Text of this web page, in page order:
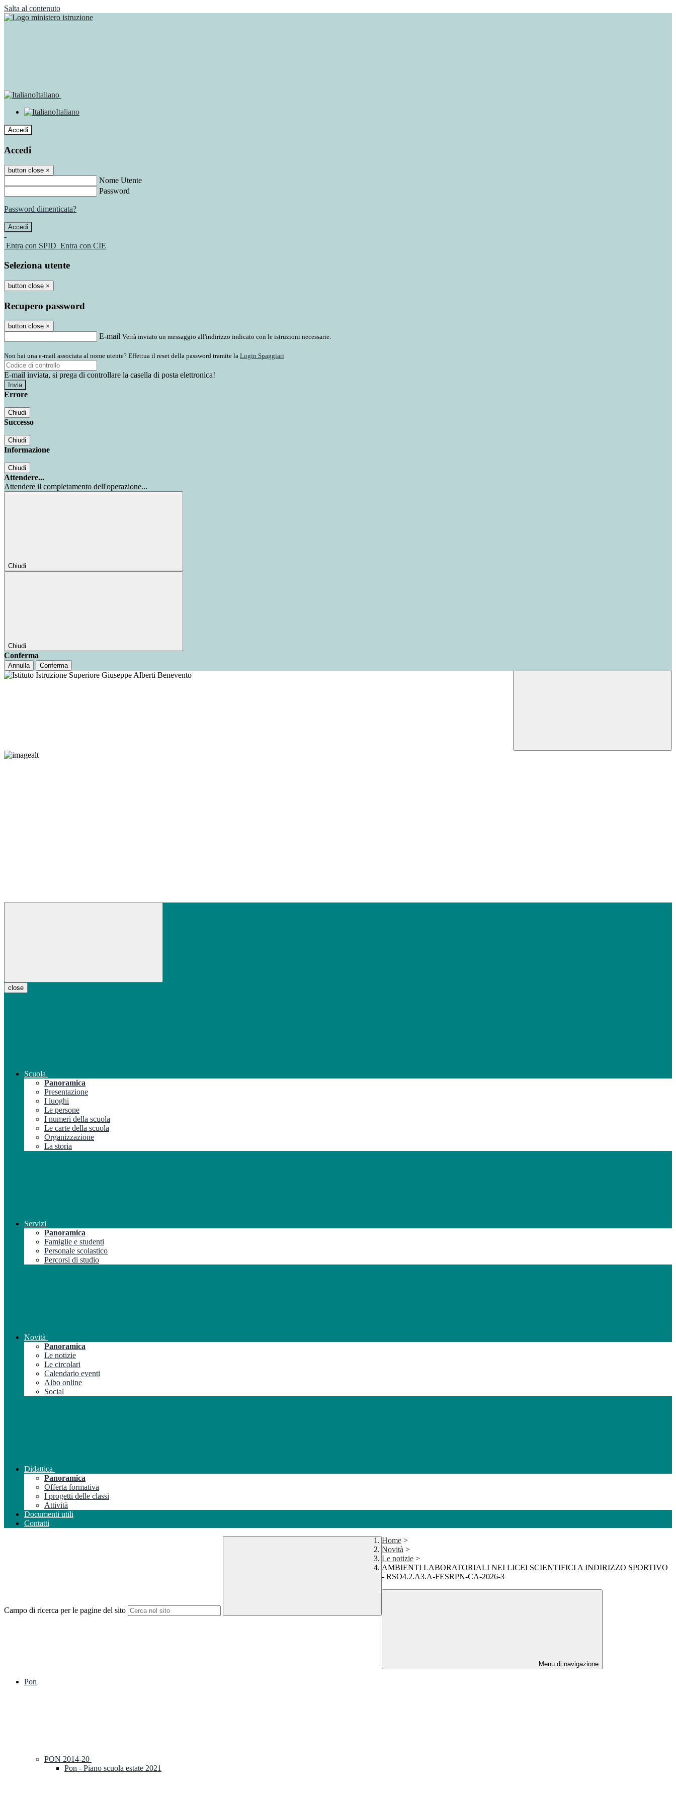
Salta al contenuto
Italiano
Italiano
Accedi
Accedi
button close ×
Nome Utente
Password
Password dimenticata?
-
Entra con SPID Entra con CIE
Seleziona utente
button close ×
Recupero password
button close ×
E-mail Verrà inviato un messaggio all'indirizzo indicato con le istruzioni necessarie.
Non hai una e-mail associata al nome utente? Effettua il reset della password tramite la Login Spaggiari
E-mail inviata, si prega di controllare la casella di posta elettronica!
Errore
Chiudi
Successo
Chiudi
Informazione
Chiudi
Attendere...
Attendere il completamento dell'operazione...
Chiudi
Chiudi
Conferma
Annulla Conferma
close
Scuola
Panoramica
Presentazione
I luoghi
Le persone
I numeri della scuola
Le carte della scuola
Organizzazione
La storia
Servizi
Panoramica
Famiglie e studenti
Personale scolastico
Percorsi di studio
Novità
Panoramica
Le notizie
Le circolari
Calendario eventi
Albo online
Social
Didattica
Panoramica
Offerta formativa
I progetti delle classi
Attività
Documenti utili
Contatti
Campo di ricerca per le pagine del sito
Home >
Novità >
Le notizie >
AMBIENTI LABORATORIALI NEI LICEI SCIENTIFICI A INDIRIZZO SPORTIVO
- RSO4.2.A3.A-FESRPN-CA-2026-3
Menu di navigazione
Pon
PON 2014-20
Pon - Piano scuola estate 2021